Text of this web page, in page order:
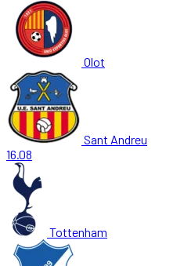
Olot
Sant Andreu
16.08
Tottenham